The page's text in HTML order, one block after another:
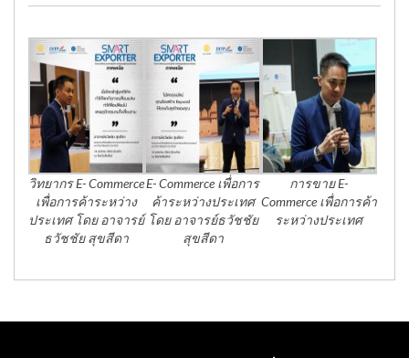
วิทยากร E- Commerce
เพื่อการค้าระหว่าง
ประเทศ โดย อาจารย์
ธวัชชัย สุขสีดา
E- Commerce เพื่อการ
ค้าระหว่างประเทศ
โดย อาจารย์ธวัชชัย
สุขสีดา
การขาย E-
Commerce เพื่อการค้า
ระหว่างประเทศ